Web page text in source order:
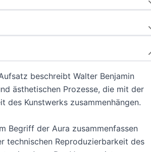
beschreibt Walter Benjamin
ästhetischen Prozesse, die mit der
des Kunstwerks zusammenhängen.
Begriff der Aura zusammenfassen
technischen Reproduzierbarkeit des